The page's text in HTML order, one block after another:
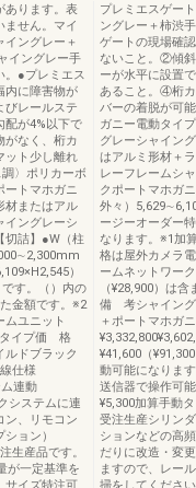
あります。表
ません。マイ
イングレー＋
イングレー手
。●プレミエス
内に障害物が
レールステ
配が4%以下で
なく、桁カ
ット少し離れ
〉ポリカーボ
ートマホガニ
材またはアル
イングレーシ
切詰】●W（柱
）
す。（）内の
金額です。※2
ユニット
タイプ価 格
ドブラック
仕様
連動
システムに連
ン、リモコン
ョン）
生産品です。
が一定基準を
サイズ特注可
プレミエスゲー
ングレー＋柿渋
ゲートの現場確
ないこと。②傾
ーが水平に設置
あること。④桁
バーの着脱が可
ガニー電動タイ
グレーシャイン
はアルミ形材＋
レーフレームシ
クポートマホガ
外々）
ージーオーダー
なります。※1加
格は屋外カメラ
ームネットワー
（¥28,900）は
備 考シャイング
＋ポートマホガ
¥41,600（
動可能になりま
送信器で操作可
¥5,300加算手動
受注生産シリン
ションなどの高
だりに改造・変
ますので、レー
掃をしてくださ